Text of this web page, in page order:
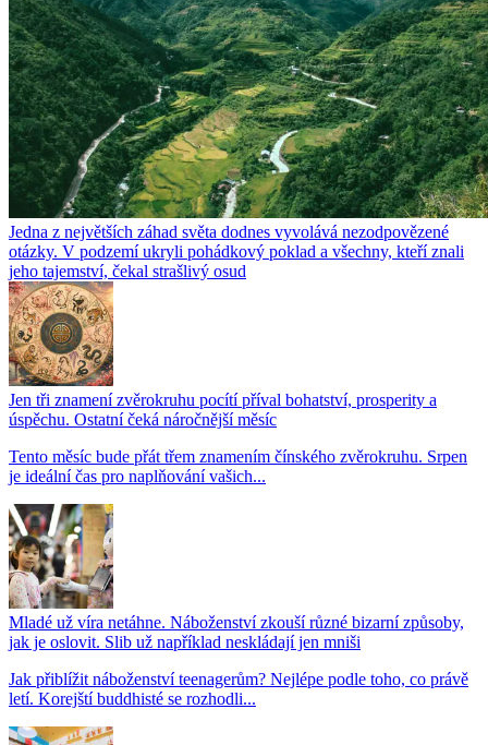
Jedna z největších záhad světa dodnes vyvolává nezodpovězené
otázky. V podzemí ukryli pohádkový poklad a všechny, kteří znali
jeho tajemství, čekal strašlivý osud
Jen tři znamení zvěrokruhu pocítí příval bohatství, prosperity a
úspěchu. Ostatní čeká náročnější měsíc
Tento měsíc bude přát třem znamením čínského zvěrokruhu. Srpen
je ideální čas pro naplňování vašich...
Mladé už víra netáhne. Náboženství zkouší různé bizarní způsoby,
jak je oslovit. Slib už například neskládají jen mniši
Jak přiblížit náboženství teenagerům? Nejlépe podle toho, co právě
letí. Korejští buddhisté se rozhodli...